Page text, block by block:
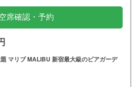
席確認・予約
マリブ MALIBU 新宿最大級のビアガーデ